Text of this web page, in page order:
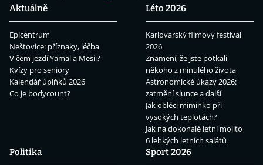
Aktuálně
Epicentrum
Neštovice: příznaky, léčba
V čem jezdí Yamal a Mesii?
Kvízy pro seniory
Kalendář úplňků 2026
Co je bodycount?
Léto 2026
Karlovarský filmový festival
2026
Znamení, že jste potkali
někoho z minulého života
Astronomické úkazy 2026:
zatmění slunce a další
Jak obléci miminko při
vysokých teplotách?
Jak na dokonalé letní mojito
6 lehkých letních salátů
Politika
Sport 2026